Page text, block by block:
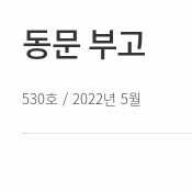
동문 부고
530호 / 2022년 5월